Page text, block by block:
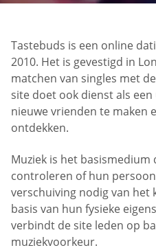
Tastebuds is een online
2010. Het is gevestigd in
matchen van singles met
site doet ook dienst als
nieuwe vrienden te maken
ontdekken.
Muziek is het
controleren of hun
verschuiving nodig van het
basis van hun fysieke
verbindt de site leden op
muziekvoorkeur.